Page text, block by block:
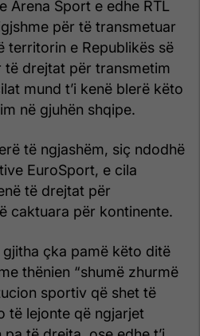
Arena Sport e edhe RTL
për të transmetuar
territorin e Republikës së
të drejtat për transmetim
mund t’i kenë blerë këto
në gjuhën shqipe.
të ngjashëm, siç ndodhë
EuroSport, e cila
të drejtat për
caktuara për kontinente.
çka pamë këto ditë
thënien “shumë zhurmë
sportiv që shet të
të lejonte që ngjarjet